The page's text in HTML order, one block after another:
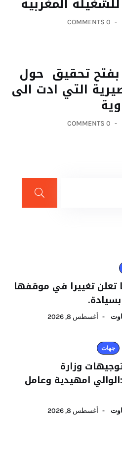
0 COMMENTS
تحقيق حول
التي ادت الى
0 COMMENTS
تعلن تغييرا في موقفها
أغسطس 8, 2026
جهات
وزارة
امهيدية وعامل
أغسطس 8, 2026